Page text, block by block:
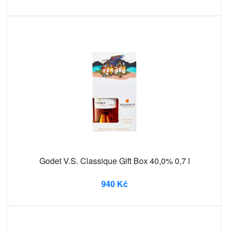
Godet V.S. Classique Gift Box 40,0% 0,7 l
940 Kč